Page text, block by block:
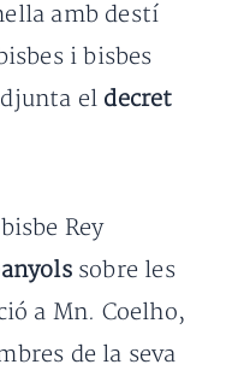
amb destí
i bisbes
el decret
Rey
sobre les
a Mn. Coelho,
de la seva